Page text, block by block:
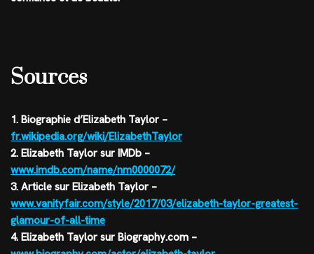
Sources
1. Biographie d’Elizabeth Taylor –
fr.wikipedia.org/wiki/ElizabethTaylor
2. Elizabeth Taylor sur IMDb –
www.imdb.com/name/nm0000072/
3. Article sur Elizabeth Taylor –
www.vanityfair.com/style/2017/03/elizabeth-taylor-greatest-
glamour-of-all-time
4. Elizabeth Taylor sur Biography.com –